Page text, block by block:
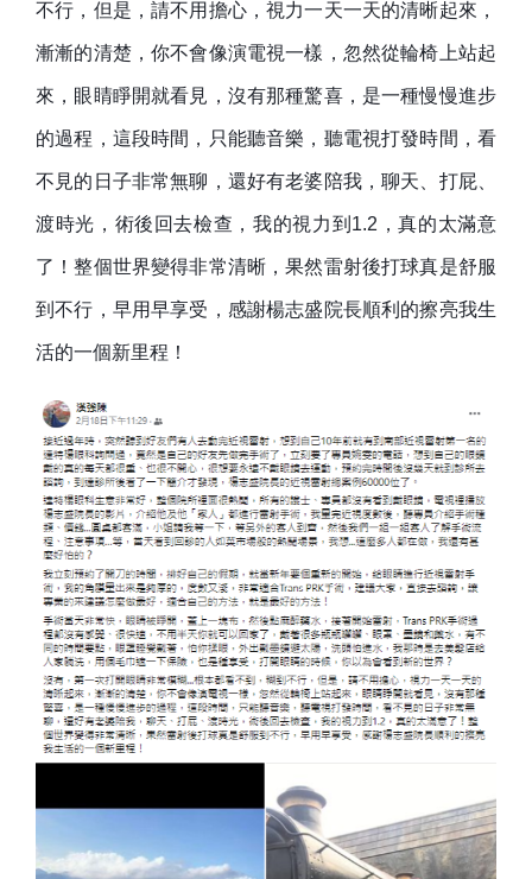
不行，但是，請不用擔心，視力一天一天的清晰起來，
漸漸的清楚，你不會像演電視一樣，忽然從輪椅上站起
來，眼睛睜開就看見，沒有那種驚喜，是一種慢慢進步
的過程，這段時間，只能聽音樂，聽電視打發時間，看
不見的日子非常無聊，還好有老婆陪我，聊天、打屁、
渡時光，術後回去檢查，我的視力到1.2，真的太滿意
了！整個世界變得非常清晰，果然雷射後打球真是舒服
到不行，早用早享受，感謝楊志盛院長順利的擦亮我生
活的一個新里程！